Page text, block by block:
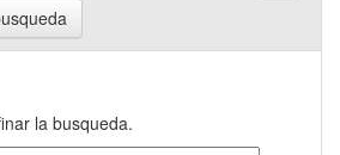
la busqueda.